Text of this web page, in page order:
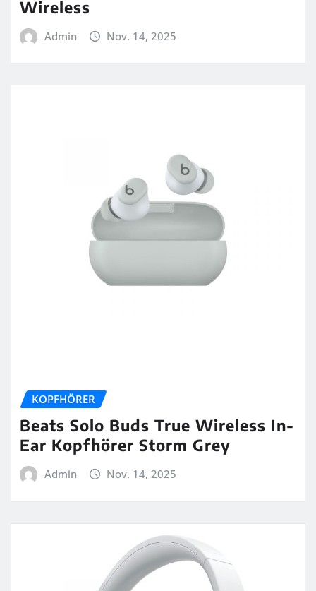
Wireless
Admin Nov. 14, 2025
KOPFHÖRER
Beats Solo Buds True Wireless In-
Ear Kopfhörer Storm Grey
Admin Nov. 14, 2025